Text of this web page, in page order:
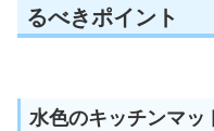
るべきポイント
水色のキッチンマッ